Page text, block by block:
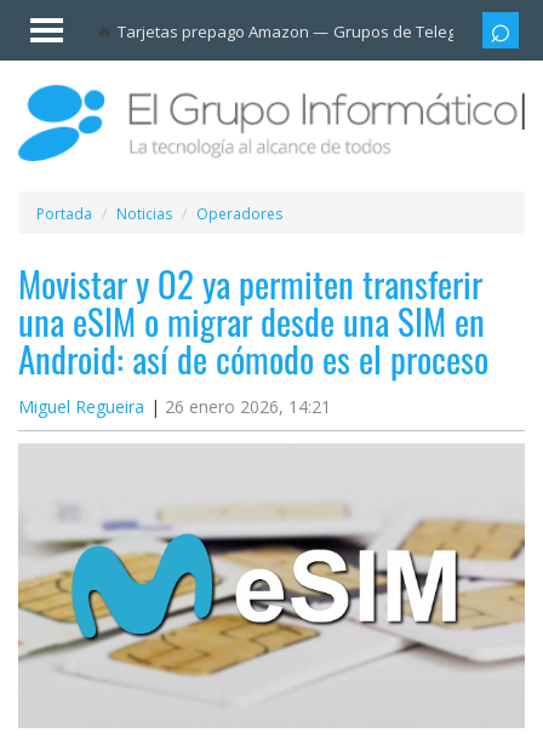
Tarjetas prepago Amazon Grupos de Telegram
Invitado
Iniciar
sesión /
Registrarse
Esenciales
Móviles
Ofertas
Apps
Redes
sociales
Plataformas
streaming
Operadores
Trucos
y
Portada Noticias Operadores
Movistar y O2 ya permiten transferir
una eSIM o migrar desde una SIM en
Android: así de cómodo es el proceso
Miguel Regueira 26 enero 2026, 14:21